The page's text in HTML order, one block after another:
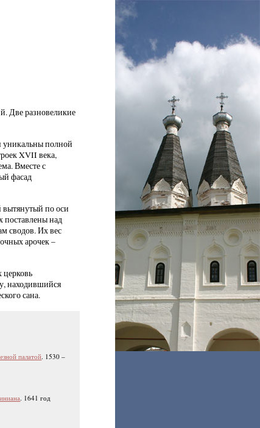
Две разновеликие
уникальны полной
XVII века,
Вместе с
фасад
по оси
поставлены над
сводов. Их вес
арочек –
церковь
находившийся
сана.
палатой. 1530 –
. 1641 год